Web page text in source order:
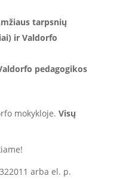
tarpsnių
ir Valdorfo
pedagogikos
mokykloje. Visų
arba el. p.